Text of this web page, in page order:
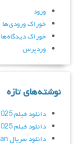
ورود
خوراک ورودی‌ها
خوراک دیدگاه‌ها
وردپرس
نوشته‌های تازه
دانلود فیلم A Time for Bravery 2025
دانلود فیلم The Great Flood 2025
دانلود سریال Kurulus Orhan